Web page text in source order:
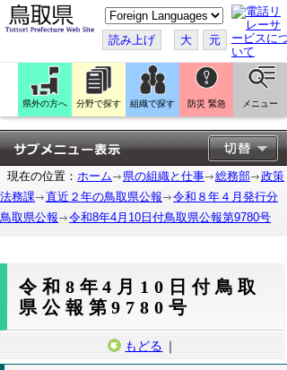
こ
の
ペ
ー
ジ
翻
訳
す
る
読み上げ 大 元
県外の方へ 分野で探す 組織で探す 防災 緊急 メニュー
現在の位置： ホーム 県の組織と仕事 総務部
政策
法務課
直近２年の鳥取県公報
令和８年４月発行分
鳥取県公報
令和8年4月10日付鳥取県公報第9780号
令和8年4月10日付鳥取
県公報第9780号
もどる ｜